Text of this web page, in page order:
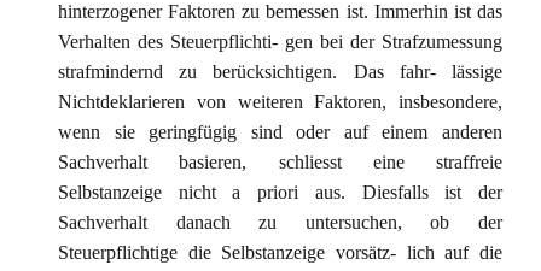
hinterzogener Faktoren zu bemessen ist. Immerhin ist das
Verhalten des Steuerpflichti- gen bei der Strafzumessung
strafmindernd zu berücksichtigen. Das fahr- lässige
Nichtdeklarieren von weiteren Faktoren, insbesondere,
wenn sie geringfügig sind oder auf einem anderen
Sachverhalt basieren, schliesst eine straffreie
Selbstanzeige nicht a priori aus. Diesfalls ist der
Sachverhalt danach zu untersuchen, ob der
Steuerpflichtige die Selbstanzeige vorsätz- lich auf die